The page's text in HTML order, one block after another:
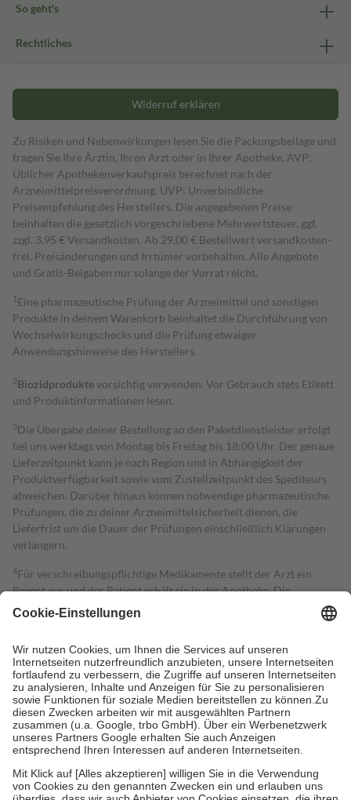
So geht's
Rechtliches
Widerruf erklären
Zu Risiken und Nebenwirkungen lesen Sie die Packungsbeilage und
fragen Sie Ihre Ärztin, Ihren Arzt oder in Ihrer Apotheke. AVP:
Üblicher Apothekenverkaufspreis berechnet nach der
Arzneimittelpreisverordnung. UVP: Unverbindliche
Preisempfehlung des Herstellers. Die angegebenen Preise
beinhalten die gesetzlich vorgeschriebene Mehrwertsteuer, ggf.
zzgl. 3,95 € Versandkosten. Ab 29,00 € Bestell­wert versand­kosten­
frei. Preisänderungen und Irrtümer vorbehalten. Alle Angebote
und Gratis-Beigaben nur solange der Vorrat reicht.
1 Eine pharmazeutische Prüfung der Arzneimittel und sonstigen
Produkte in deinem Warenkorb beinhaltet die Durchführung von
Wechselwirkungschecks und die Prüfung etwaiger
Anwendungshinweise des Herstellers.
2Biozidproduktevorsichtig verwenden. Vor Gebrauch stets Etikett
und Produktinformationen lesen.
3Die Übergabe deiner Bestellung an den Paketdienstleister erfolgt
bei uns werktags von Montag bis Freitag bis 18:00 Uhr. Der genaue
Lieferzeitpunkt kann je nach Region und in Abhängigkeit der
Produktverfügbarkeit sowie vom Zustellzeitpunkt des Spediteurs
abweichen. Darüber hinaus können notwendige pharmazeutische
Prüfungen, die zu deiner Arzneimittelsicherheit dienen, die
Lieferfrist um die Dauer der Prüfungen einschließlich Klärungen
verlängern.
4Für verschreibungspflichtige Medikamente stellt der Arzt ein
Rezept aus und der Patient erhält sie in der Apotheke. Die
gesetzliche Krankenversicherung übernimmt in der Regel die
Kosten dafür, der Versicherte trägt einen Teil davon als Zuzahlung
Grundsätzlich leisten Mitglieder Zuzahlungen in Höhe von zehn
Prozent des Abgabepreises,mindestens jedochfünf Euround
höchstens zehn Euro.Es sind jedoch nie mehr als die tatsächlichen
Kosten der Leistung zu entrichten.
Diese Regeln gelten grundsätzlich auch für Online-Apotheken.
Bei Heilmitteln und häuslicher Krankenpflege beträgt die
Zuzahlung zehn Prozent der Kosten sowie zehn Euro je
Verordnung.
Um das Engagement der Versicherten für ihre eigene Gesundheit zu